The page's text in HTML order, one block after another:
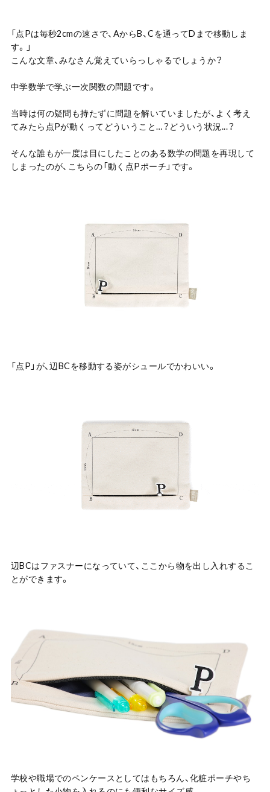
「点Pは毎秒2cmの速さで、AからB、Cを通ってDまで移動しま
す。」
こんな文章、みなさん覚えていらっしゃるでしょうか？
中学数学で学ぶ一次関数の問題です。
当時は何の疑問も持たずに問題を解いていましたが、よく考え
てみたら点Pが動くってどういうこと…？どういう状況...？
そんな誰もが一度は目にしたことのある数学の問題を再現して
しまったのが、こちらの「動く点Pポーチ」です。
「点P」が、辺BCを移動する姿がシュールでかわいい。
辺BCはファスナーになっていて、ここから物を出し入れするこ
とができます。
学校や職場でのペンケースとしてはもちろん、化粧ポーチやち